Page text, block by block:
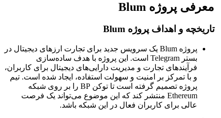
معرفی پروژه Blum
تاریخچه و اهداف پروژه Blum
پروژه Blum یک سرویس جدید برای تجارت ارزهای دیجیتال در
بستر Telegram است. این پروژه با هدف ساده‌سازی
فرآیندهای تجارت و مدیریت دارایی‌های دیجیتال برای کاربران،
و با تمرکز بر امنیت و سهولت استفاده، ایجاد شده است. تیم
پروژه تصمیم گرفته است تا توکن BP را بر روی شبکه
Ethereum منتشر کند که این موضوع می‌تواند یک فرصت
عالی برای کاربران فعال در این شبکه باشد.